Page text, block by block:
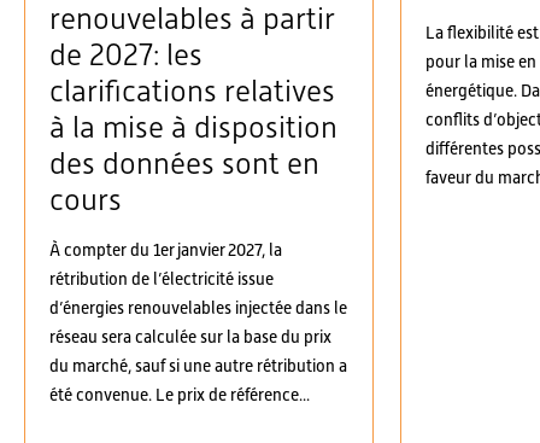
renouvelables à partir
de 2027: les
clarifications relatives
à la mise à disposition
des données sont en
cours
À compter du 1er janvier 2027, la
rétribution de l’électricité issue
d’énergies renouvelables injectée dans le
réseau sera calculée sur la base du prix
du marché, sauf si une autre rétribution a
été convenue. Le prix de référence...
La flexibilité
pour la mise
énergétique.
conflits
différentes
faveur du